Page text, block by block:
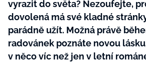
vyrazit do světa? Nezoufejte,
dovolená má své kladné
parádně užít. Možná právě
radovánek poznáte novou
v něco víc než jen v letní